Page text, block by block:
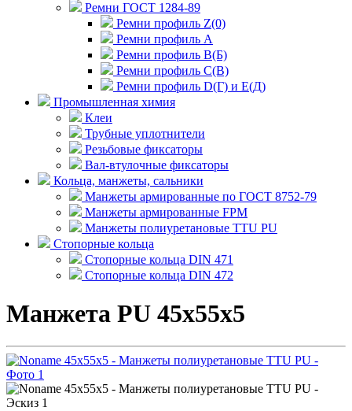
Ремни ГОСТ 1284-89
Ремни профиль Z(0)
Ремни профиль А
Ремни профиль В(Б)
Ремни профиль С(В)
Ремни профиль D(Г) и E(Д)
Промышленная химия
Клеи
Трубные уплотнители
Резьбовые фиксаторы
Вал-втулочные фиксаторы
Кольца, манжеты, сальники
Манжеты армированные по ГОСТ 8752-79
Манжеты армированные FPM
Манжеты полиуретановые TTU PU
Стопорные кольца
Стопорные кольца DIN 471
Стопорные кольца DIN 472
Манжета PU 45x55x5